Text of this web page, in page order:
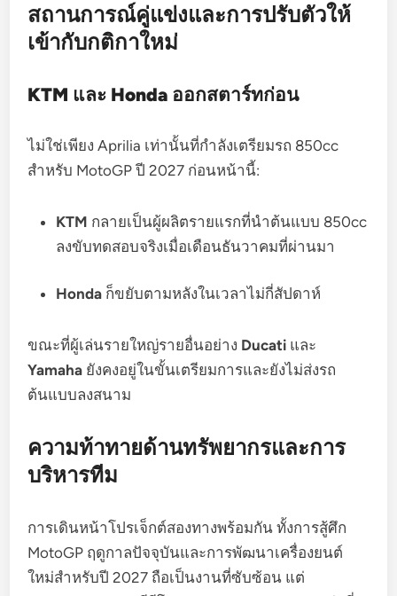
สถานการณ์คู่แข่งและการปรับตัวให้
เข้ากับกติกาใหม่
KTM และ Honda ออกสตาร์ทก่อน
ไม่ใช่เพียง Aprilia เท่านั้นที่กำลังเตรียมรถ 850cc
สำหรับ MotoGP ปี 2027 ก่อนหน้านี้:
KTM กลายเป็นผู้ผลิตรายแรกที่นำต้นแบบ 850cc
ลงขับทดสอบจริงเมื่อเดือนธันวาคมที่ผ่านมา
Honda ก็ขยับตามหลังในเวลาไม่กี่สัปดาห์
ขณะที่ผู้เล่นรายใหญ่รายอื่นอย่าง Ducati และ
Yamaha ยังคงอยู่ในขั้นเตรียมการและยังไม่ส่งรถ
ต้นแบบลงสนาม
ความท้าทายด้านทรัพยากรและการ
บริหารทีม
การเดินหน้าโปรเจ็กต์สองทางพร้อมกัน ทั้งการสู้ศึก
MotoGP ฤดูกาลปัจจุบันและการพัฒนาเครื่องยนต์
ใหม่สำหรับปี 2027 ถือเป็นงานที่ซับซ้อน แต่